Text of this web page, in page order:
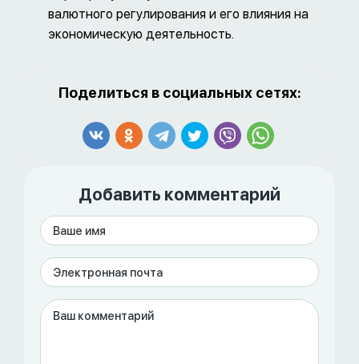
валютного регулирования и его влияния на
экономическую деятельность.
Поделиться в социальных сетях:
Добавить комментарий